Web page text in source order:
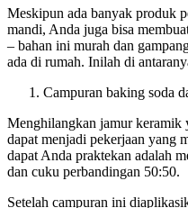
Meskipun ada banyak produk
mandi, Anda juga bisa
– bahan ini murah dan
ada di rumah. Inilah di
Campuran baking soda
Menghilangkan jamur keramik
dapat menjadi pekerjaan yang
dapat Anda praktekan adalah
dan cuku perbandingan 50:50.
Setelah campuran ini